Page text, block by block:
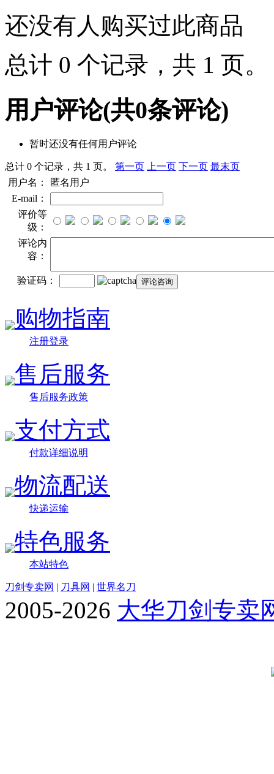
还没有人购买过此商品
总计 0 个记录，共 1 页。
用户评论(共0条评论)
暂时还没有任何用户评论
总计 0 个记录，共 1 页。 第一页 上一页 下一页 最末页
用户名：
匿名用户
E-mail：
评价等
级：
评论内
容：
验证码：
购物指南
注册登录
售后服务
售后服务政策
支付方式
付款详细说明
物流配送
快递运输
特色服务
本站特色
刀剑专卖网 | 刀具网 | 世界名刀
2005-2026 大华刀剑专卖